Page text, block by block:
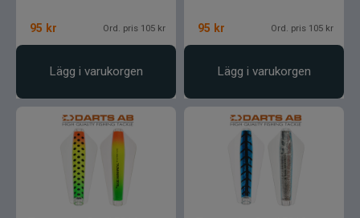
Loop
Fladen
Fly Dressing
Fox Rage
Futurefly
95 kr Ord. pris 105 kr
Lägg i varukorgen
95 kr Ord. pris 105 kr
Lägg i varukorgen